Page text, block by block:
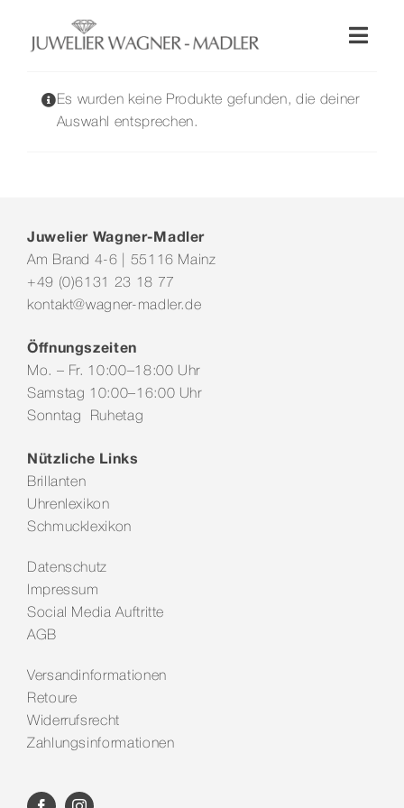
springen
Wellendorff
Service & Leistungen
Es wurden keine Produkte gefunden, die deiner
Auswahl entsprechen.
Juwelier Wagner-Madler
Am Brand 4-6 | 55116 Mainz
+49 (0)6131 23 18 77
kontakt@wagner-madler.de
Öffnungszeiten
Mo. – Fr. 10:00–18:00 Uhr
Samstag 10:00–16:00 Uhr
Sonntag Ruhetag
Nützliche Links
Brillanten
Uhrenlexikon
Schmucklexikon
Datenschutz
Impressum
Social Media Auftritte
AGB
Versandinformationen
Retoure
Widerrufsrecht
Zahlungsinformationen